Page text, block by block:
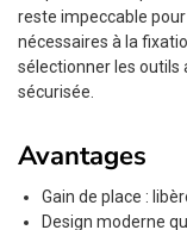
reste impeccable
nécessaires à la
sélectionner les outils
sécurisée.
Avantages
Gain de place :
Design moderne